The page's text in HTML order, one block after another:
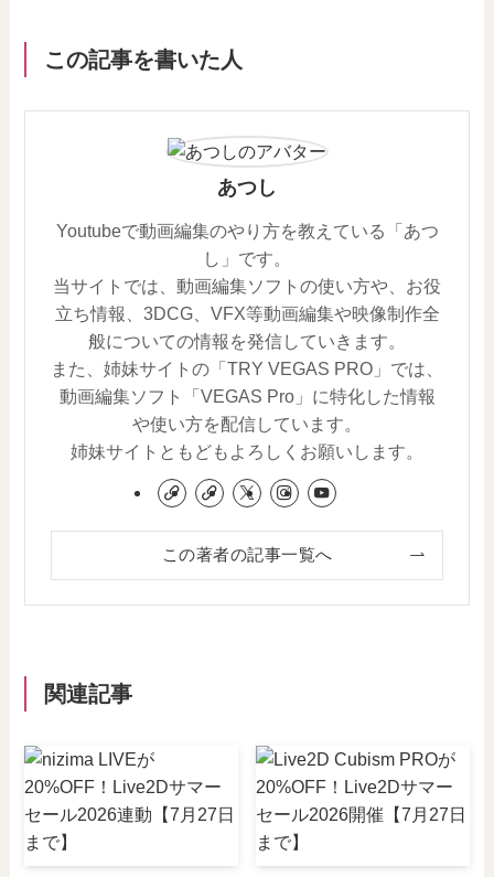
この記事を書いた人
あつし
Youtubeで動画編集のやり方を教えている「あつ
し」です。
当サイトでは、動画編集ソフトの使い方や、お役
立ち情報、3DCG、VFX等動画編集や映像制作全
般についての情報を発信していきます。
また、姉妹サイトの「TRY VEGAS PRO」では、
動画編集ソフト「VEGAS Pro」に特化した情報
や使い方を配信しています。
姉妹サイトともどもよろしくお願いします。
この著者の記事一覧へ
関連記事